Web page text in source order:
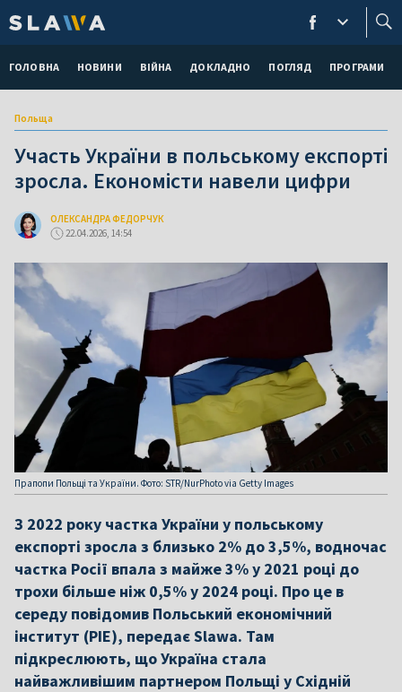
ГОЛОВНА НОВИНИ ВІЙНА ДОКЛАДНО ПОГЛЯД ПРОГРАМИ
Польща
Участь України в польському експорті
зросла. Економісти навели цифри
ОЛЕКСАНДРА ФЕДОРЧУК
22.04.2026, 14:54
Прапопи Польщі та України. Фото: STR/NurPhoto via Getty Images
З 2022 року частка України у польському
експорті зросла з близько 2% до 3,5%, водночас
частка Росії впала з майже 3% у 2021 році до
трохи більше ніж 0,5% у 2024 році. Про це в
середу повідомив Польський економічний
інститут (PIE), передає Slawa. Там
підкреслюють, що Україна стала
найважливішим партнером Польщі у Східній